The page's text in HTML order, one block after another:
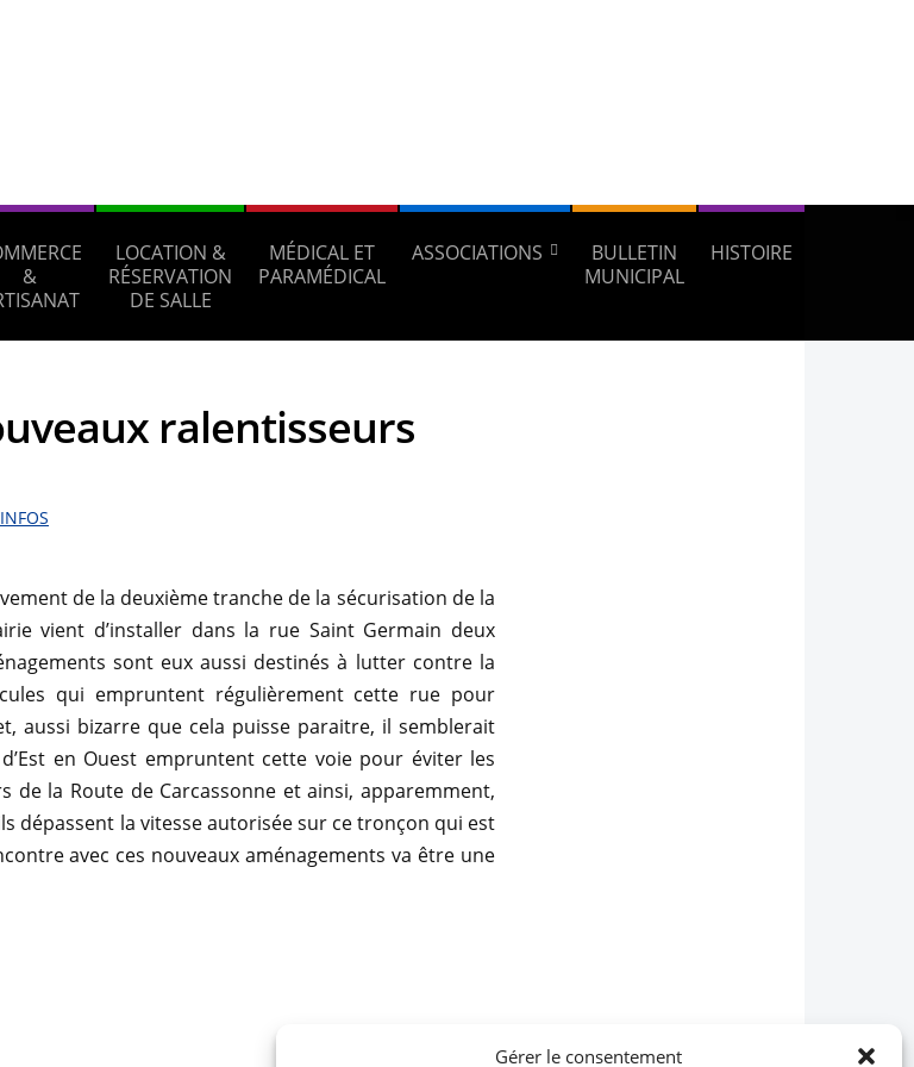
Gérer le consentement
&
LOCATION &
RÉSERVATION
DE SALLE
MÉDICAL ET
PARAMÉDICAL
ASSOCIATIONS
BULLETIN
MUNICIPAL
HISTOIRE
ralentisseurs
de la deuxième tranche de la sécurisation de la
vient d’installer dans la rue Saint Germain deux
sont eux aussi destinés à lutter contre la
qui empruntent régulièrement cette rue pour
aussi bizarre que cela puisse paraitre, il semblerait
en Ouest empruntent cette voie pour éviter les
de la Route de Carcassonne et ainsi, apparemment,
dépassent la vitesse autorisée sur ce tronçon qui est
avec ces nouveaux aménagements va être une